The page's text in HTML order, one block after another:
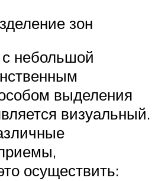
зон
небольшой
выделения
визуальный.
осуществить: